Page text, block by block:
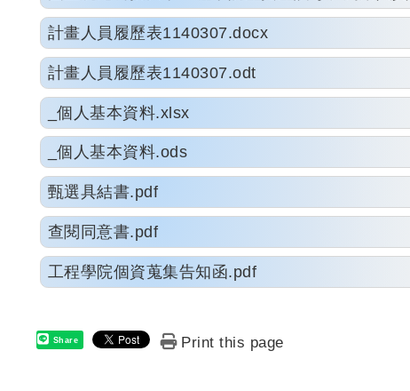
計畫人員履歷表1140307.docx
計畫人員履歷表1140307.odt
_個人基本資料.xlsx
_個人基本資料.ods
甄選具結書.pdf
查閱同意書.pdf
工程學院個資蒐集告知函.pdf
Share Print this page